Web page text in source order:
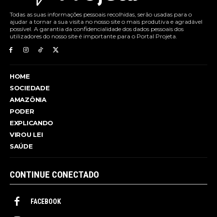
Todas as suas informações pessoais recolhidas, serão usadas para o
ajudar a tornar a sua visita no nosso site o mais produtiva e agradável
possível. A garantia da confidencialidade dos dados pessoais dos
utilizadores do nosso site é importante para o Portal Projeta.
HOME
SOCIEDADE
AMAZÔNIA
PODER
EXPLICANDO
VIROU LEI
SAÚDE
CONTINUE CONECTADO
FACEBOOK